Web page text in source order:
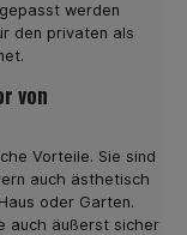
werden
den privaten als
von
Vorteile. Sie sind
auch ästhetisch
oder Garten.
auch äußerst sicher